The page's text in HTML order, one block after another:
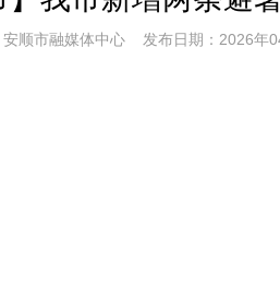
安顺市融媒体中心 发布日期：2026年